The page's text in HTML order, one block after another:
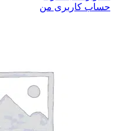
حساب کاربری من